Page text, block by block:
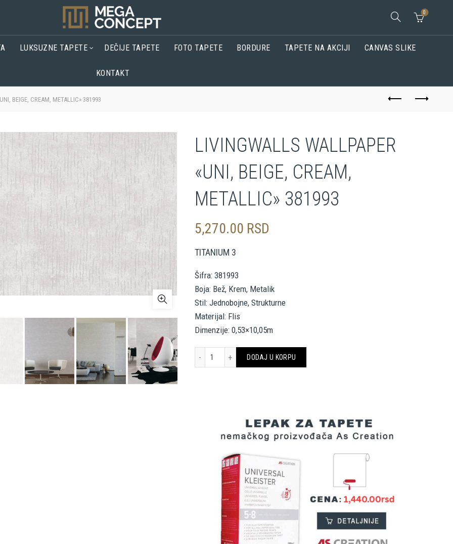
0
LUKSUZNE TAPETE DEČIJE TAPETE FOTO TAPETE BORDURE TAPETE NA AKCIJI CANVAS SLIKE
KONTAKT
BEIGE, CREAM, METALLIC» 381993
LIVINGWALLS WALLPAPER
«UNI, BEIGE, CREAM,
METALLIC» 381993
5,270.00 RSD
TITANIUM 3
Šifra: 381993
Boja: Bež, Krem, Metalik
Stil: Jednobojne, Strukturne
Materijal: Flis
Dimenzije: 0,53×10,05m
DODAJ U KORPU